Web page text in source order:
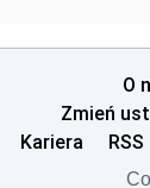
O
Zmień
Kariera
RSS